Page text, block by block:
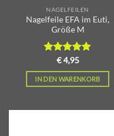
NAGELFEILEN
Nagelfeile EFA im Euti,
Größe M
Bewertet
mit5.00
von 5
€ 4,95
IN DEN WARENKORB